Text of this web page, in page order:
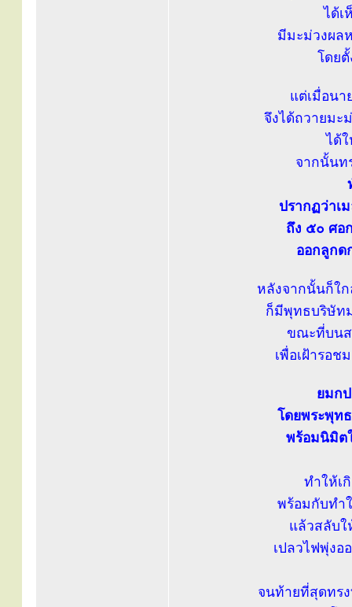
ได้เ
มีมะม่วงผล
โดย
แต่เมื่อน
จึงได้ถวายมะ
ได้
จากนั้นท
ปรากฏว่าเ
ถึง ๕๐ ศอ
ออกลูกด
หลังจากนั้นก็ใ
ก็มีพุทธบริษัท
ขณะที่บนส
เพื่อเฝ้ารอช
ยมก
โดยพระพุท
พร้อมนิมิต
ทำให้เ
พร้อมกับทำ
แล้วสลับใ
เปลวไฟพุ่งอ
จนท้ายที่สุดทร